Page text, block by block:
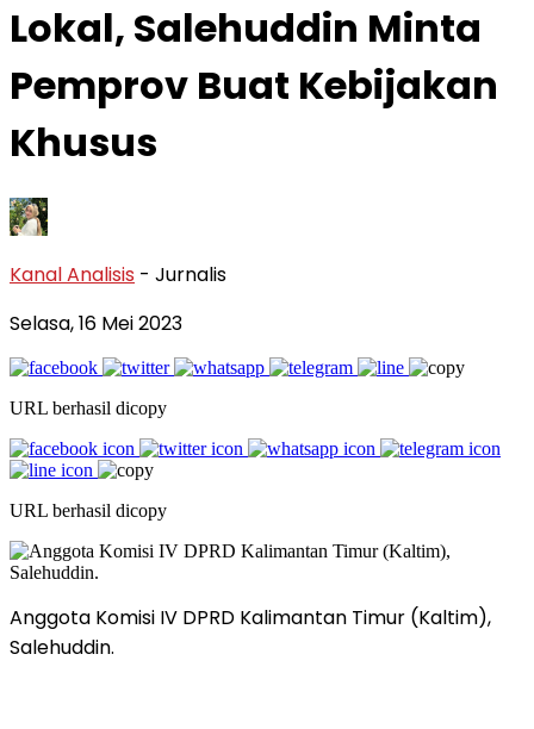
Lokal, Salehuddin Minta
Pemprov Buat Kebijakan
Khusus
Kanal Analisis - Jurnalis
Selasa, 16 Mei 2023
URL berhasil dicopy
URL berhasil dicopy
Anggota Komisi IV DPRD Kalimantan Timur (Kaltim),
Salehuddin.